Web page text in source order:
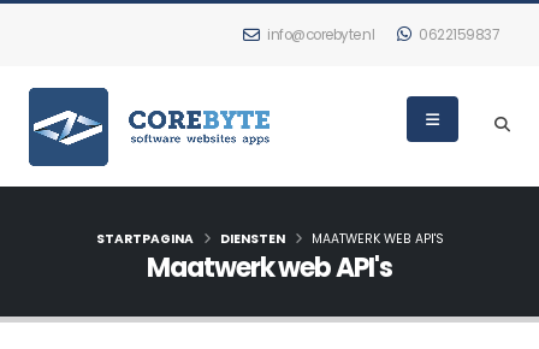
info@corebyte.nl 0622159837
Maatwerk web API's
STARTPAGINA DIENSTEN MAATWERK WEB API'S